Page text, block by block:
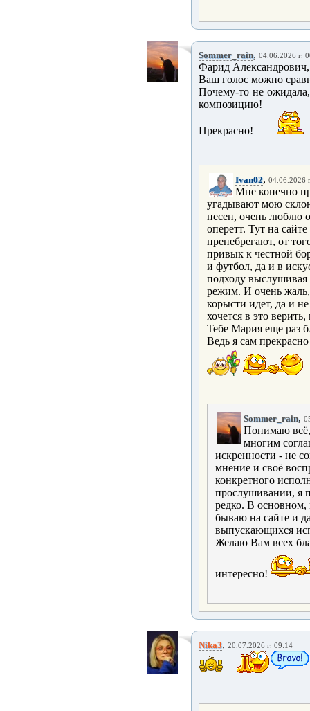
Sommer_rain, 04.06.2026 г.
Фарид
Ваш голос можно
Почему-то не
композицию!
Прекрасно!
Ivan02, 04.06.2026
Мне конечно
угадывают мою
песен, очень люблю
оперетт. Тут на
пренебрегают, от
привык к честной
и футбол, да и в
подходу выслушивая
режим. И очень жаль,
корысти идет, да и
хочется в это
Тебе Мария еще раз
Ведь я сам
Sommer_rain,
Понимаю
многим
искренности - не
мнение и своё
конкретного
прослушивании, я
редко. В основном,
бываю на сайте и
выпускающихся
Желаю Вам всех
интересно!
Nika3, 20.07.2026 г. 09:14